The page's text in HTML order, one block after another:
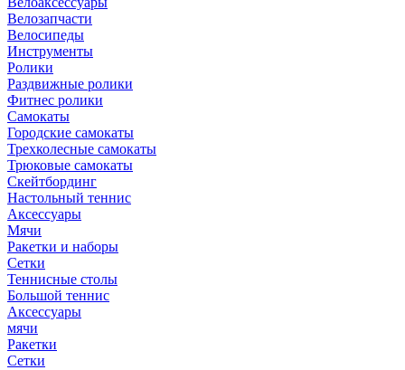
Велозапчасти
Велосипеды
Инструменты
Ролики
Раздвижные ролики
Фитнес ролики
Самокаты
Городские самокаты
Трехколесные самокаты
Трюковые самокаты
Скейтбординг
Настольный теннис
Аксессуары
Мячи
Ракетки и наборы
Сетки
Теннисные столы
Большой теннис
Аксессуары
мячи
Ракетки
Сетки